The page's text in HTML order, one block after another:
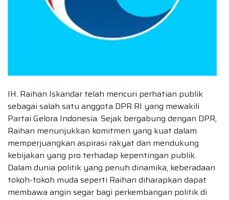
IH. Raihan Iskandar telah mencuri perhatian publik
sebagai salah satu anggota DPR RI yang mewakili
Partai Gelora Indonesia. Sejak bergabung dengan DPR,
Raihan menunjukkan komitmen yang kuat dalam
memperjuangkan aspirasi rakyat dan mendukung
kebijakan yang pro terhadap kepentingan publik.
Dalam dunia politik yang penuh dinamika, keberadaan
tokoh-tokoh muda seperti Raihan diharapkan dapat
membawa angin segar bagi perkembangan politik di